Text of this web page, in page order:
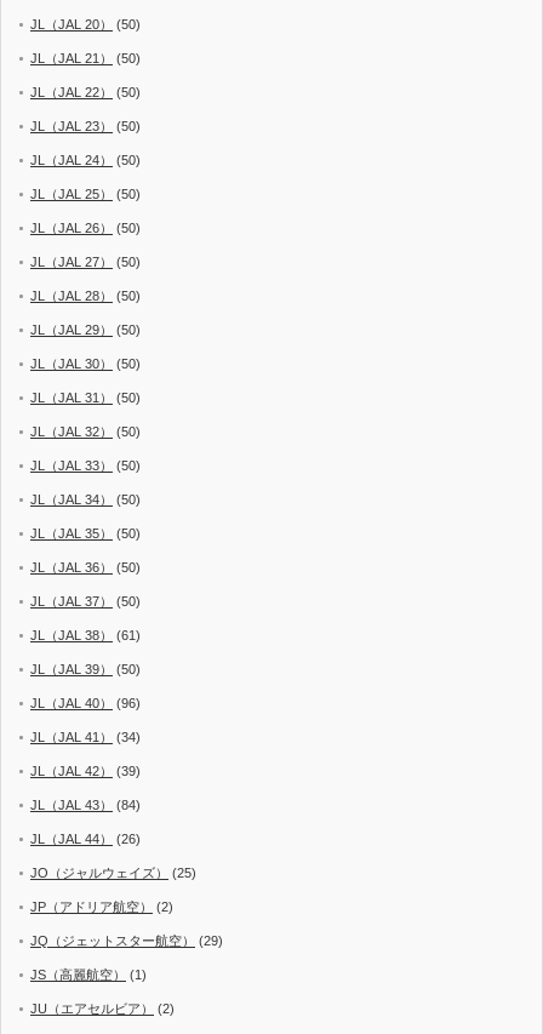
JL（JAL 20） (50)
JL（JAL 21） (50)
JL（JAL 22） (50)
JL（JAL 23） (50)
JL（JAL 24） (50)
JL（JAL 25） (50)
JL（JAL 26） (50)
JL（JAL 27） (50)
JL（JAL 28） (50)
JL（JAL 29） (50)
JL（JAL 30） (50)
JL（JAL 31） (50)
JL（JAL 32） (50)
JL（JAL 33） (50)
JL（JAL 34） (50)
JL（JAL 35） (50)
JL（JAL 36） (50)
JL（JAL 37） (50)
JL（JAL 38） (61)
JL（JAL 39） (50)
JL（JAL 40） (96)
JL（JAL 41） (34)
JL（JAL 42） (39)
JL（JAL 43） (84)
JL（JAL 44） (26)
JO（ジャルウェイズ） (25)
JP（アドリア航空） (2)
JQ（ジェットスター航空） (29)
JS（高麗航空） (1)
JU（エアセルビア） (2)